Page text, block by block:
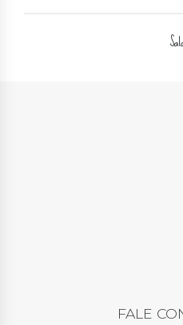
FALE